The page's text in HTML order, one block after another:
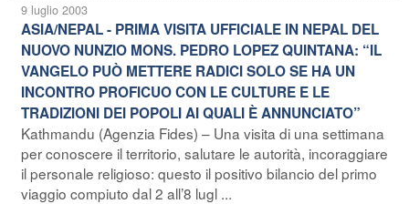
9 luglio 2003
ASIA/NEPAL - PRIMA VISITA UFFICIALE IN NEPAL DEL
NUOVO NUNZIO MONS. PEDRO LOPEZ QUINTANA: “IL
VANGELO PUÒ METTERE RADICI SOLO SE HA UN
INCONTRO PROFICUO CON LE CULTURE E LE
TRADIZIONI DEI POPOLI AI QUALI È ANNUNCIATO”
Kathmandu (Agenzia Fides) – Una visita di una settimana
per conoscere il territorio, salutare le autorità, incoraggiare
il personale religioso: questo il positivo bilancio del primo
viaggio compiuto dal 2 all’8 lugl ...